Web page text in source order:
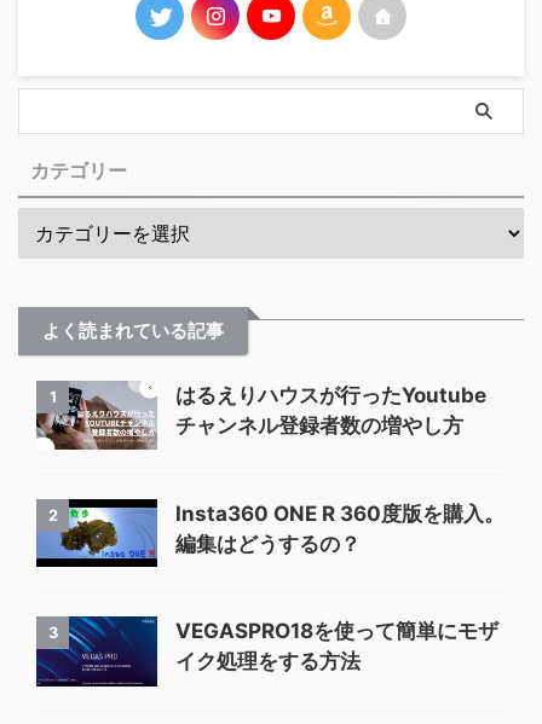
カテゴリー
よく読まれている記事
1
はるえりハウスが行ったYoutube
チャンネル登録者数の増やし方
2
Insta360 ONE R 360度版を購入。
編集はどうするの？
3
VEGASPRO18を使って簡単にモザ
イク処理をする方法